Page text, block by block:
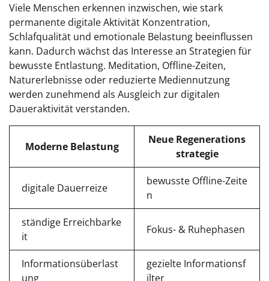
Viele Menschen erkennen inzwischen, wie stark
permanente digitale Aktivität Konzentration,
Schlafqualität und emotionale Belastung beeinflussen
kann. Dadurch wächst das Interesse an Strategien für
bewusste Entlastung. Meditation, Offline-Zeiten,
Naturerlebnisse oder reduzierte Mediennutzung
werden zunehmend als Ausgleich zur digitalen
Daueraktivität verstanden.
Moderne Belastung
Neue Regenerations
strategie
digitale Dauerreize
bewusste Offline-Zeite
n
ständige Erreichbarke
it
Fokus- & Ruhephasen
Informationsüberlast
ung
gezielte Informationsf
ilter